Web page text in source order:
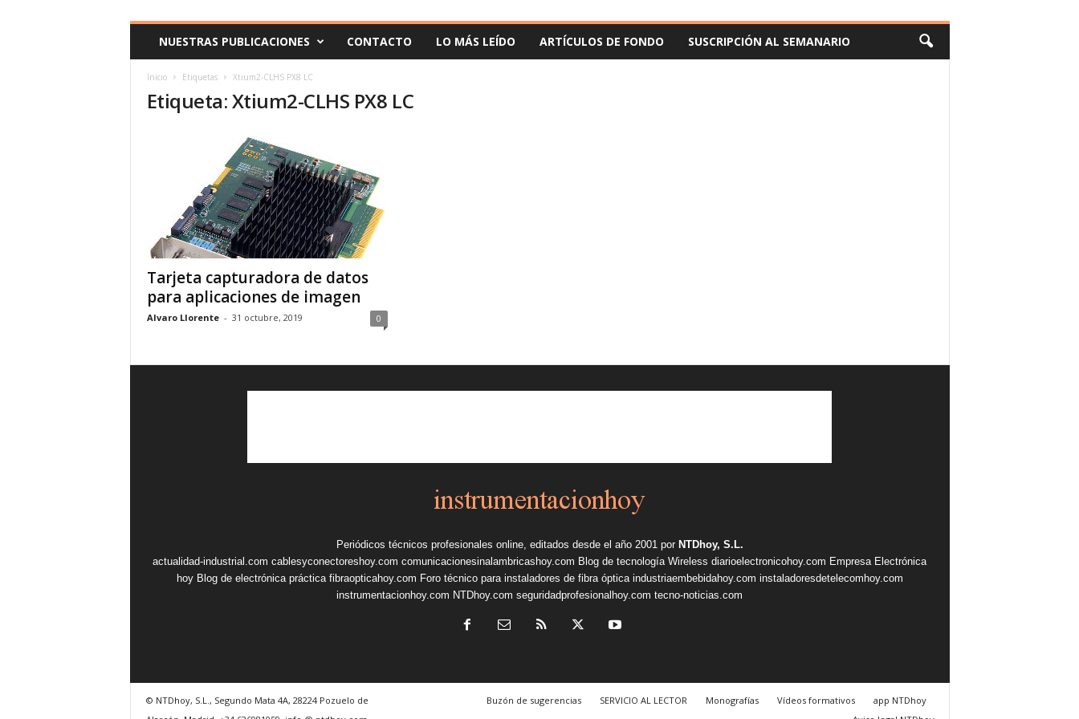
o
NUESTRAS PUBLICACIONES CONTACTO LO MÁS LEÍDO ARTÍCULOS DE FONDO SUSCRIPCIÓN AL SEMANARIO
Inicio Etiquetas Xtium2-CLHS PX8 LC
Etiqueta: Xtium2-CLHS PX8 LC
Tarjeta capturadora de datos
para aplicaciones de imagen
Alvaro Llorente - 31 octubre, 2019 0
Periódicos técnicos profesionales online, editados desde el año 2001 por NTDhoy, S.L.
actualidad-industrial.com cablesyconectoreshoy.com comunicacionesinalambricashoy.com Blog de tecnología Wireless diarioelectronicohoy.com Empresa Electrónica
hoy Blog de electrónica práctica fibraopticahoy.com Foro técnico para instaladores de fibra óptica industriaembebidahoy.com instaladoresdetelecomhoy.com
instrumentacionhoy.com NTDhoy.com seguridadprofesionalhoy.com tecno-noticias.com
Buzón de sugerencias SERVICIO AL LECTOR Monografías Vídeos formativos
app NTDhoy
© NTDhoy, S.L., Segundo Mata 4A, 28224 Pozuelo de